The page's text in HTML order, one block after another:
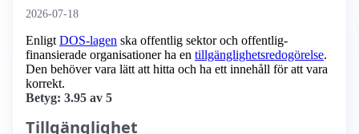
2026-07-18
Enligt DOS-lagen ska offentlig sektor och offentlig­
finansierade organisationer ha en tillgänglighets­redogörelse.
Den behöver vara lätt att hitta och ha ett innehåll för att vara
korrekt.
Betyg: 3.95 av 5
Tillgänglighet